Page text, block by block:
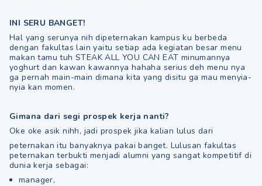
INI SERU BANGET!
Hal yang serunya nih dipeternakan kampus ku berbeda
dengan fakultas lain yaitu setiap ada kegiatan besar menu
makan tamu tuh STEAK ALL YOU CAN EAT minumannya
yoghurt dan kawan kawannya hahaha serius deh menu nya
ga pernah main-main dimana kita yang disitu ga mau menyia-
nyia kan momen.
Gimana dari segi prospek kerja nanti?
Oke oke asik nihh, jadi prospek jika kalian lulus dari
peternakan itu banyaknya pakai banget. Lulusan fakultas
peternakan terbukti menjadi alumni yang sangat kompetitif di
dunia kerja sebagai:
manager,